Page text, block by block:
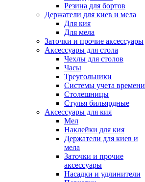
Резина для бортов
Держатели для киев и мела
Для кия
Для мела
Заточки и прочие аксессуары
Аксессуары для стола
Чехлы для столов
Часы
Треугольники
Системы учета времени
Столешницы
Стулья бильярдные
Аксессуары для кия
Мел
Наклейки для кия
Держатели для киев и
мела
Заточки и прочие
аксессуары
Насадки и удлинители